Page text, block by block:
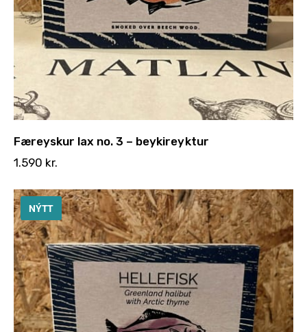
Færeyskur lax no. 3 – beykireyktur
1.590 kr.
NÝTT